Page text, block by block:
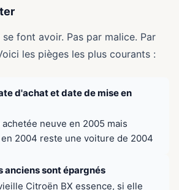
font avoir. Pas par malice. Par
les pièges les plus courants :
d'achat et date de mise en
neuve en 2005 mais
2004 reste une voiture de 2004
anciens sont épargnés
Citroën BX essence, si elle